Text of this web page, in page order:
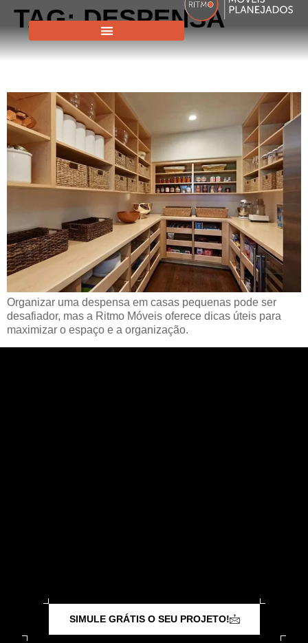
TAG:DESPENSA
ORGANIZAR A DESPENSA:
Organizar uma despensa em casas pequenas pode ser
desafiador, mas a Ritmo Móveis oferece dicas úteis para
maximizar o espaço e a organização.
SIMULE GRÁTIS O SEU PROJETO!